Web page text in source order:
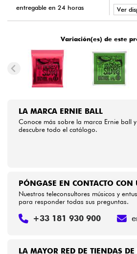
Niños
Cables & Acces.
HiFi
Ver nuestras marcas
entregable en 24 horas
Ver
• LA PÉDALE
• METAL
•
• Star SMusic
Variación(es) de este
LA MARCA ERNIE BALL
Conoce más sobre la marca Ernie ball y
descubre todo el catálogo.
LA MAYOR RED DE TIENDAS DE
PÓNGASE EN CONTACTO CON
Nuestros teleconsultores músicos y
para responder todas sus preguntas.
+33 181 930 900